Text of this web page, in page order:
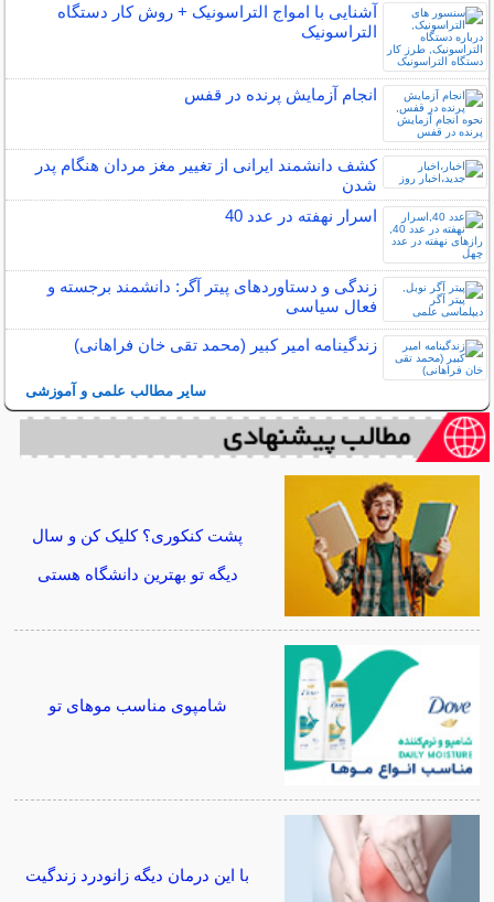
آشنایی با امواج التراسونیک + روش کار دستگاه
التراسونیک
انجام آزمایش پرنده در قفس
کشف دانشمند ایرانی از تغییر مغز مردان هنگام پدر
شدن
اسرار نهفته در عدد 40
زندگی و دستاوردهای پیتر آگر: دانشمند برجسته و
فعال سیاسی
زندگینامه امیر کبیر (محمد تقی خان فراهانی)
سایر مطالب علمی و آموزشی
پشت کنکوری؟ کلیک کن و سال
دیگه تو بهترین دانشگاه هستی
شامپوی مناسب موهای تو
با این درمان دیگه زانودرد زندگیت